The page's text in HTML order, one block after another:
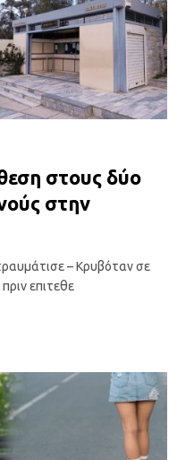
στους δύο
στην
– Κρυβόταν σε
επιτεθε